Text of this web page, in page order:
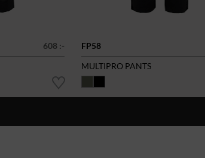
608 :-
FP58
MULTIPRO PANTS